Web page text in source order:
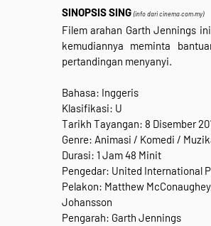
SINOPSIS SING (info dari cinema.com.my)
Filem arahan Garth Jennings
kemudiannya meminta
pertandingan menyanyi.
Bahasa: Inggeris
Klasifikasi: U
Tarikh Tayangan: 8 Disember
Genre: Animasi / Komedi /
Durasi: 1 Jam 48 Minit
Pengedar: United International
Pelakon: Matthew
Johansson
Pengarah: Garth Jennings